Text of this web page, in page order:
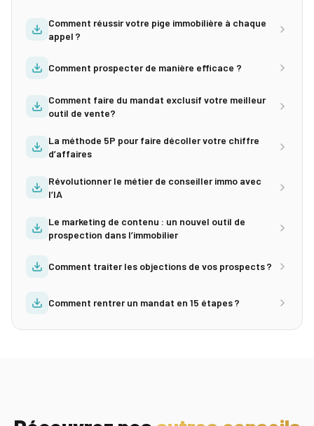
Comment réussir votre pige immobilière à chaque
appel ?
Comment prospecter de manière efficace ?
Comment faire du mandat exclusif votre meilleur
outil de vente?
La méthode 5P pour faire décoller votre chiffre
d’affaires
Révolutionner le métier de conseiller immo avec
l’IA
Le marketing de contenu : un nouvel outil de
prospection dans l’immobilier
Comment traiter les objections de vos prospects ?
Comment rentrer un mandat en 15 étapes ?